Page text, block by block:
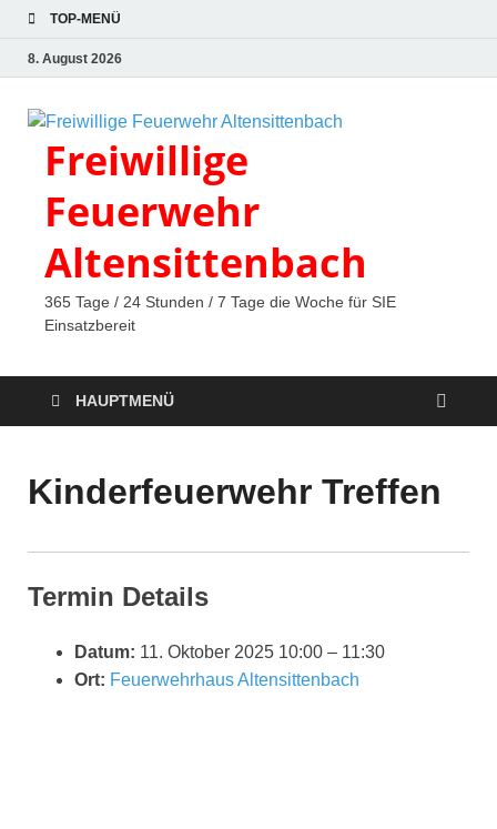
TOP-MENÜ
8. August 2026
Freiwillige
Feuerwehr
Altensittenbach
365 Tage / 24 Stunden / 7 Tage die Woche für SIE
Einsatzbereit
HAUPTMENÜ
Kinderfeuerwehr Treffen
Termin Details
Datum: 11. Oktober 2025 10:00 – 11:30
Ort: Feuerwehrhaus Altensittenbach